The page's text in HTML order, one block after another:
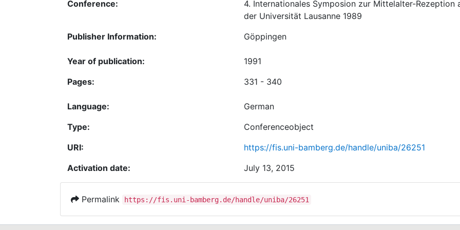
Conference:
4. Internationales Symposion zur Mittelalter-Rezeption
der Universität Lausanne 1989
Publisher Information:
Göppingen
Year of publication:
1991
Pages:
331 - 340
Language:
German
Type:
Conferenceobject
URI:
https://fis.uni-bamberg.de/handle/uniba/26251
Activation date:
July 13, 2015
Permalink https://fis.uni-bamberg.de/handle/uniba/26251